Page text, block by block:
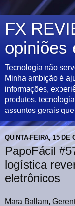
FX
opiniões
Tecnologia não
Minha ambição é
informações,
produtos,
assuntos gerais
QUINTA-FEIRA, 15 DE
PapoFácil
logística
eletrônicos
Mara Ballam,